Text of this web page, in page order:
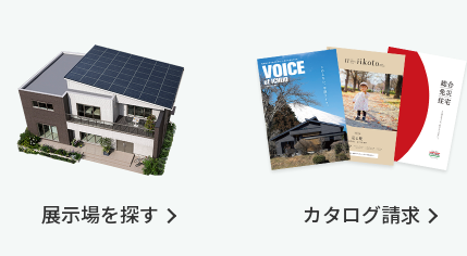
展示場を探す カタログ請求